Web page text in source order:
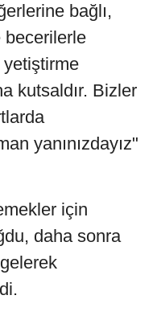
bağlı,
becerilerle
yetiştirme
kutsaldır. Bizler
yanınızdayız"
için
daha sonra